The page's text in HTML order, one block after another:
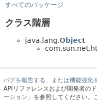
階層ツリー
プレビュー
新規
ヘルプ
すべてのパッケージ
クラス階層
java.lang.Object
バグを報告する、または機能強化
APIリファレンスおよび開発者の
ーション」 を参照してください。